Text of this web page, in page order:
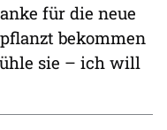
für die neue
bekommen
sie – ich will